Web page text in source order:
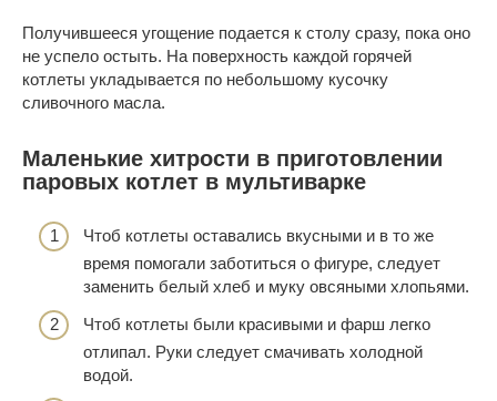
Получившееся угощение подается к столу сразу, пока оно
не успело остыть. На поверхность каждой горячей
котлеты укладывается по небольшому кусочку
сливочного масла.
Маленькие хитрости в приготовлении
паровых котлет в мультиварке
Чтоб котлеты оставались вкусными и в то же
время помогали заботиться о фигуре, следует
заменить белый хлеб и муку овсяными хлопьями.
Чтоб котлеты были красивыми и фарш легко
отлипал. Руки следует смачивать холодной
водой.